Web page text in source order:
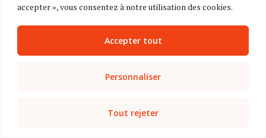
accepter », vous consentez à notre utilisation des cookies.
Personnaliser
Tout rejeter
Accepter tout